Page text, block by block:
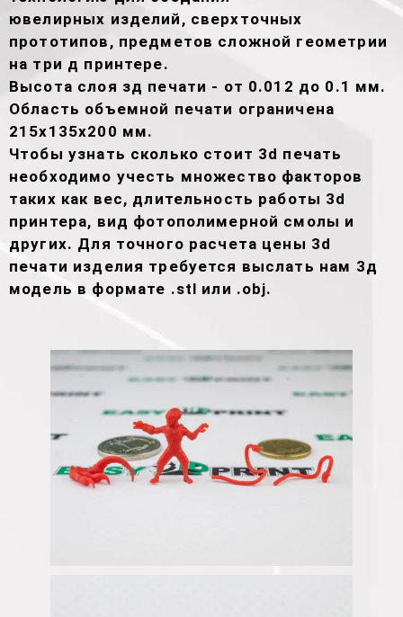
ювелирных изделий, сверхточных
прототипов, предметов сложной геометрии
на три д принтере.
Высота слоя зд печати - от 0.012 до 0.1 мм.
Область объемной печати ограничена
215х135х200 мм.
Чтобы узнать сколько стоит 3d печать
необходимо учесть множество факторов
таких как вес, длительность работы 3d
принтера, вид фотополимерной смолы и
других. Для точного расчета цены 3d
печати изделия требуется выслать нам 3д
модель в формате .stl или .obj.